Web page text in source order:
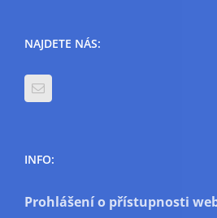
NAJDETE NÁS:
INFO:
Prohlášení o přístupnosti